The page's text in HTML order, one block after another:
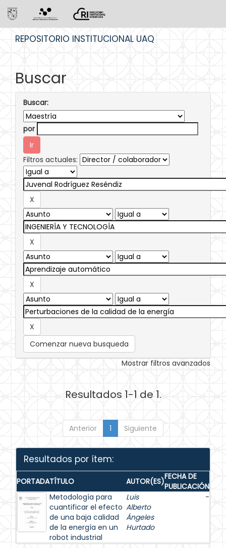
REPOSITORIO INSTITUCIONAL UAQ
Buscar
Buscar:
por
Filtros actuales:
Comenzar nueva busqueda
Mostrar filtros avanzados
Resultados 1-1 de 1.
Anterior 1 Siguiente
Resultados por ítem:
PORTADATÍTULO AUTOR(ES)FECHA DE
PUBLICACIÓN
Metodología para
cuantificar el efecto
de una baja calidad
de la energía en un
robot industrial
Luis
Alberto
Ángeles
Hurtado
-